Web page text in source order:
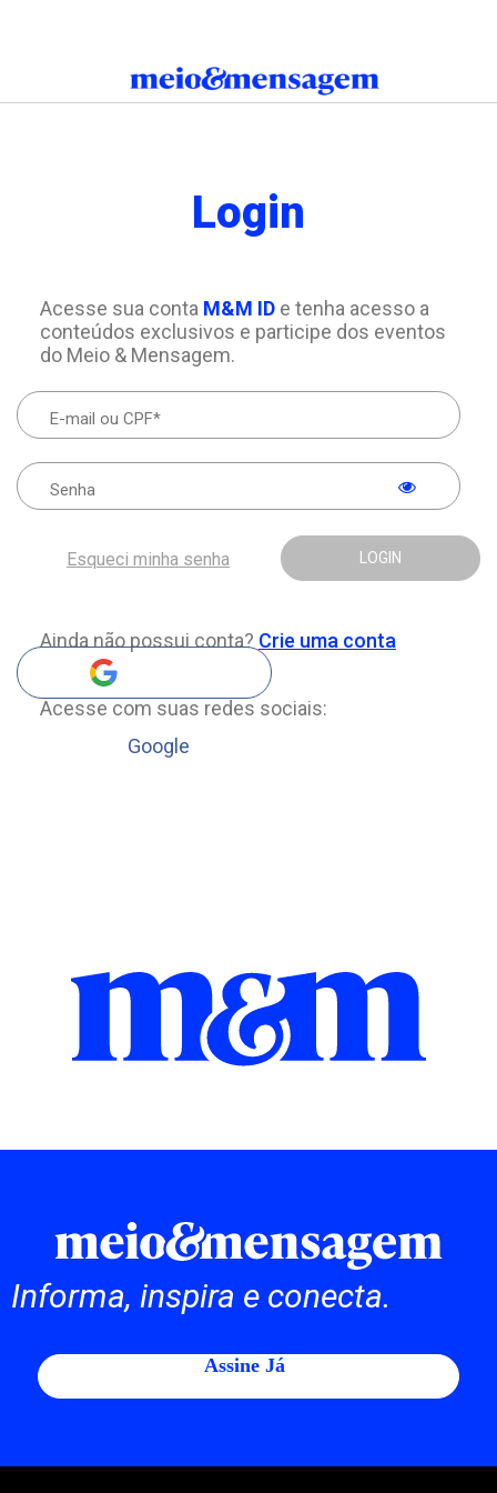
Login
Acesse sua conta M&M IDe tenha acesso a
conteúdos exclusivos e participe dos eventos
do Meio & Mensagem.
LOGIN
Esqueci minha senha
Ainda não possui conta? Crie uma conta
Acesse com suas redes sociais:
Google
Informa, inspira e conecta.
Assine Já